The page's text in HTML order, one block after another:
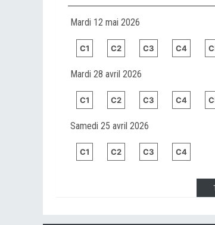
Mardi 12 mai 2026
C1 C2 C3 C4
Mardi 28 avril 2026
C1 C2 C3 C4
Samedi 25 avril 2026
C1 C2 C3 C4